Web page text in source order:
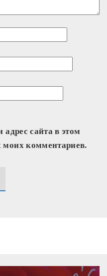
сайта в этом
моих комментариев.